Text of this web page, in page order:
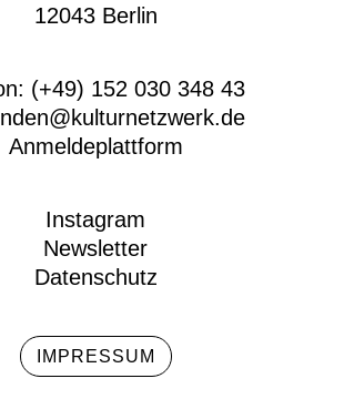
12043 Berlin
(+49) 152 030 348 43
Anmeldeplattform
Instagram
Newsletter
Datenschutz
IMPRESSUM